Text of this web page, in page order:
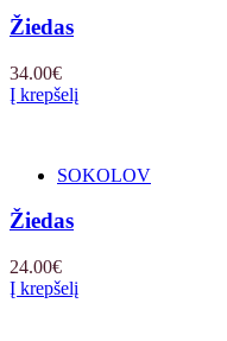
Žiedas
34.00€
Į krepšelį
SOKOLOV
Žiedas
24.00€
Į krepšelį